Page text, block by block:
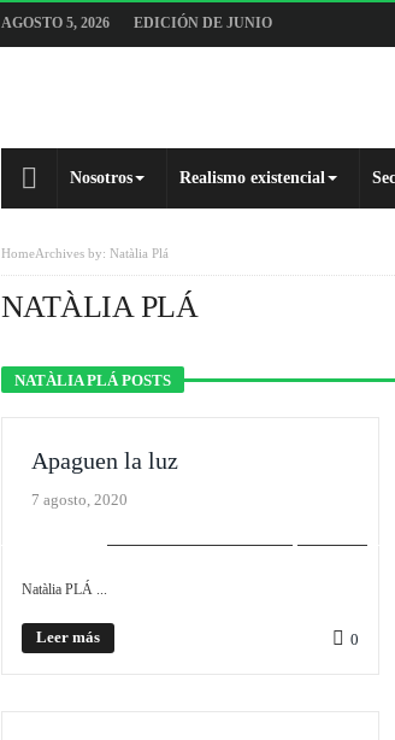
AGOSTO 5, 2026 EDICIÓN DE JUNIO
Nosotros Realismo existencial
HomeArchives by: Natàlia Plá
NATÀLIA PLÁ
NATÀLIA PLÁ POSTS
Apaguen la luz
7 agosto, 2020
Natàlia PLÁ ...
Leer más 0